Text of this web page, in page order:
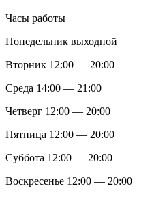
Часы работы
Понедельник выходной
Вторник 12:00 — 20:00
Среда 14:00 — 21:00
Четверг 12:00 — 20:00
Пятница 12:00 — 20:00
Суббота 12:00 — 20:00
Воскресенье 12:00 — 20:00